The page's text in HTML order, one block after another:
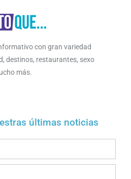
con gran variedad
destinos, restaurantes, sexo
más.
últimas noticias